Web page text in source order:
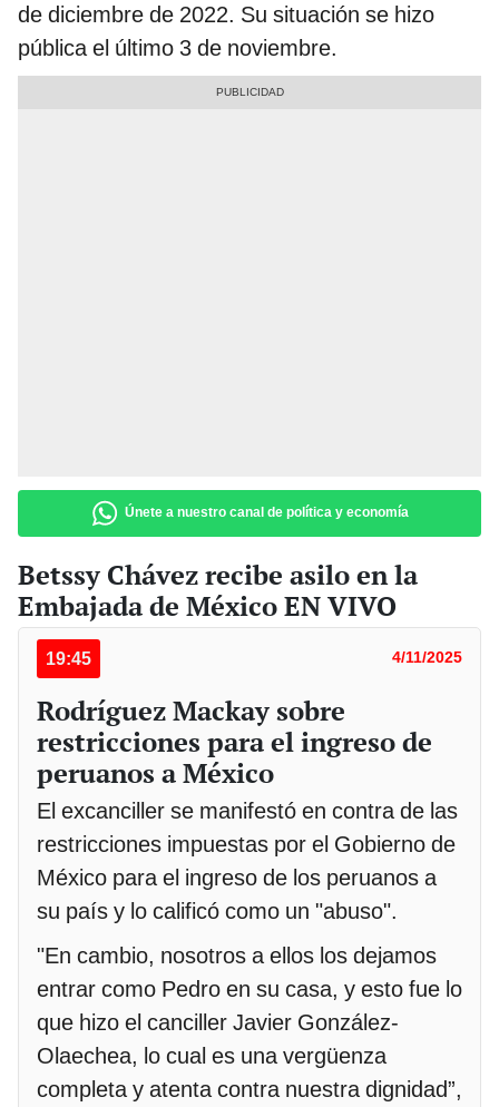
de diciembre de 2022. Su situación se hizo
pública el último 3 de noviembre.
Únete a nuestro canal de política y economía
Betssy Chávez recibe asilo en la
Embajada de México EN VIVO
19:45 4/11/2025
Rodríguez Mackay sobre
restricciones para el ingreso de
peruanos a México
El excanciller se manifestó en contra de las
restricciones impuestas por el Gobierno de
México para el ingreso de los peruanos a
su país y lo calificó como un "abuso".
"En cambio, nosotros a ellos los dejamos
entrar como Pedro en su casa, y esto fue lo
que hizo el canciller Javier González-
Olaechea, lo cual es una vergüenza
completa y atenta contra nuestra dignidad”,